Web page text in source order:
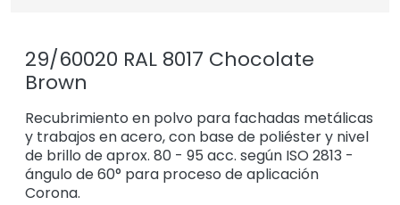
29/60020 RAL 8017 Chocolate
Brown
Recubrimiento en polvo para fachadas metálicas
y trabajos en acero, con base de poliéster y nivel
de brillo de aprox. 80 - 95 acc. según ISO 2813 -
ángulo de 60° para proceso de aplicación
Corona.